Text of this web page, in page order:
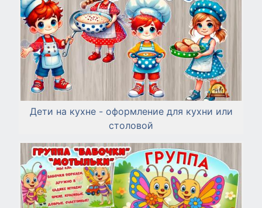
Дети на кухне - оформление для кухни или
столовой